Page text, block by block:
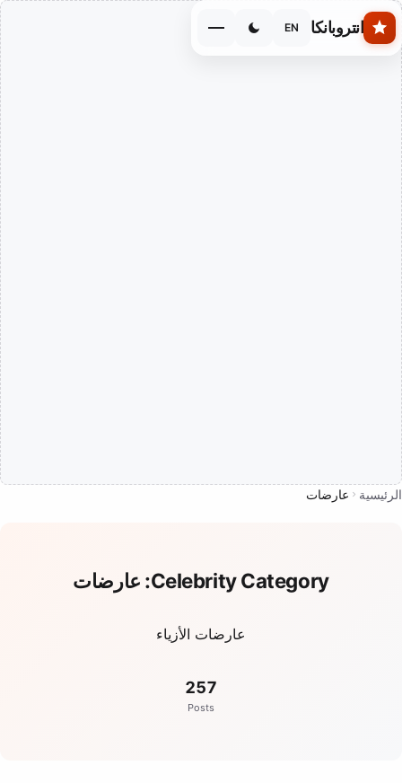
Skip to main content
انتروبانكا EN
الرئيسية عارضات
Celebrity Category: عارضات
عارضات الأزياء
257
Posts